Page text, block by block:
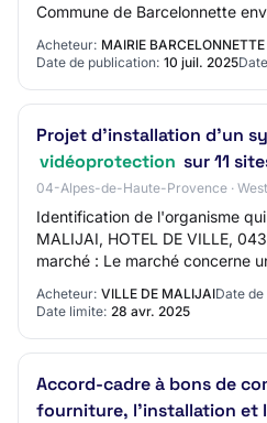
Commune de Barcelonnette
Acheteur: MAIRIE BARCELONNETTE
Date de publication: 10 juil. 2025
Projet d'installation d'un
vidéoprotection sur 11
04-Alpes-de-Haute-Provence ·
Identification de l'organisme
MALIJAI, HOTEL DE VILLE,
marché : Le marché concerne
Acheteur: VILLE DE MALIJAIDate
Date limite: 28 avr. 2025
Accord-cadre à bons de
fourniture, l'installation et